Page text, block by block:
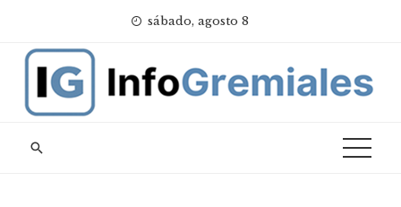
content
sábado, agosto 8